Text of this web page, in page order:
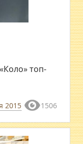
топ-
2015 1506